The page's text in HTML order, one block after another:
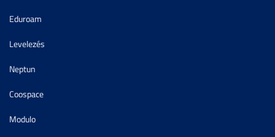
Eduroam
Levelezés
Neptun
Coospace
Modulo